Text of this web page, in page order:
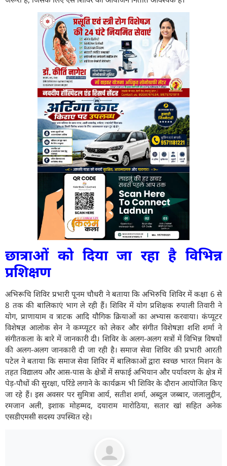
छात्राओं को दिया जा रहा है विभिन्न
प्रशिक्षण
अभिरूचि शिविर प्रभारी पूनम चौधरी ने बताया कि अभिरुचि शिविर में कक्षा 6 से
8 तक की बालिकाएं भाग ले रही हैं। शिविर में योग प्रशिक्षक रुपाली तिवारी ने
योग, प्राणायाम व त्राटक आदि यौगिक क्रियाओं का अभ्यास करवाया। कंप्यूटर
विशेषज्ञ आलोक सेन ने कम्प्यूटर को लेकर और संगीत विशेषज्ञा शशि शर्मा ने
संगीतकला के बारे में जानकारी दी। शिविर के अलग-अलग सत्रों में विभिन्न विषयों
की अलग-अलग जानकारी दी जा रही है। समाज सेवा शिविर की प्रभारी आरती
पटेल ने बताया कि समाज सेवा शिविर में बालिकाओं द्वारा स्वच्छ भारत मिशन के
तहत विद्यालय और आस-पास के क्षेत्रों में सफाई अभियान और पर्यावरण के क्षेत्र में
पेड़-पौधों की सुरक्षा, परिंडे लगाने के कार्यक्रम भी शिविर के दौरान आयोजित किए
जा रहे हैं। इस अवसर पर सुमित्रा आर्य, सतीश शर्मा, अब्दुल जब्बार, जलालुद्दीन,
रमजान अली, इशाक मोहम्मद, दयाराम मारोठिया, सतार खां सहित अनेक
एसडीएमसी सदस्य उपस्थित रहे।